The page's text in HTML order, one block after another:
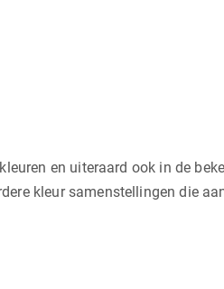
en uiteraard ook in de
kleur samenstellingen die